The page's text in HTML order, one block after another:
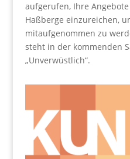
aufgerufen, Ihre
Haßberge einzureichen,
mitaufgenommen zu
steht in der kommenden
„Unverwüstlich“.